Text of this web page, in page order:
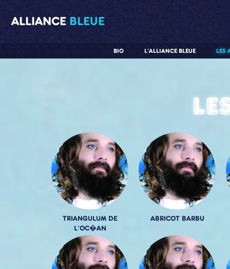
ALLIANCE BLEUE
LES
L'ALLIANCE BLEUE
BIO
TRIANGULUM DE
L'OC�AN
ABRICOT BARBU